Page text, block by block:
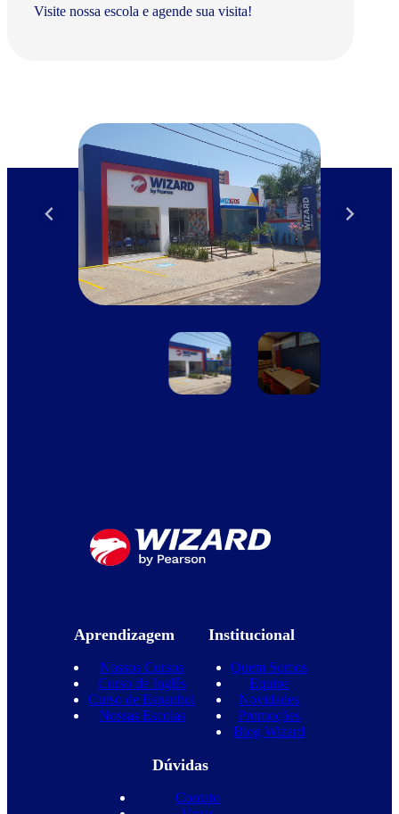
Visite nossa escola e agende sua visita!
Aprendizagem
Nossos Cursos
Curso de Inglês
Curso de Espanhol
Nossas Escolas
Institucional
Quem Somos
Equipe
Novidades
Promoções
Blog Wizard
Dúvidas
Contato